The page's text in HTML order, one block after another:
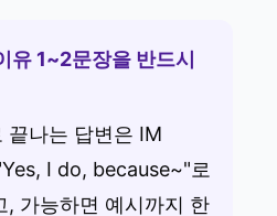
유 1~2문장을 반드시
끝나는 답변은 IM
I do, because~"로
, 가능하면 예시까지 한